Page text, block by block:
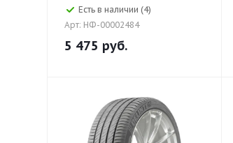
Есть в наличии (4)
Арт: НФ-00002484
5 475 руб.